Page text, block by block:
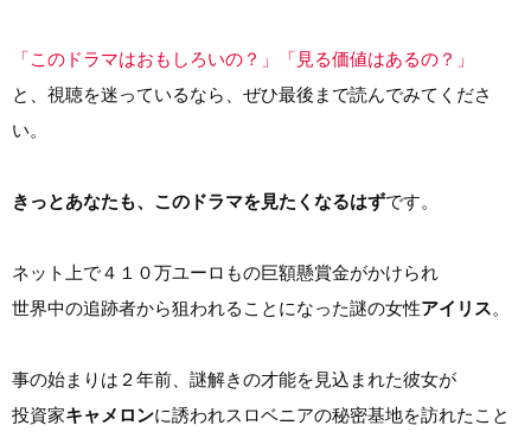
「このドラマはおもしろいの？」「見る価値はあるの？」
と、視聴を迷っているなら、ぜひ最後まで読んでみてくださ
い。
きっとあなたも、このドラマを見たくなるはずです。
ネット上で４１０万ユーロもの巨額懸賞金がかけられ
世界中の追跡者から狙われることになった謎の女性アイリス。
事の始まりは２年前、謎解きの才能を見込まれた彼女が
投資家キャメロンに誘われスロベニアの秘密基地を訪れたこと